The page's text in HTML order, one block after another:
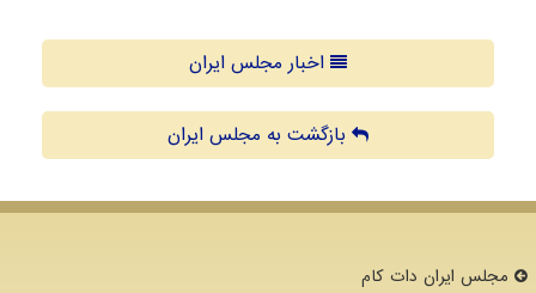
اخبار مجلس ایران
بازگشت به مجلس ایران
مجلس ایران دات كام